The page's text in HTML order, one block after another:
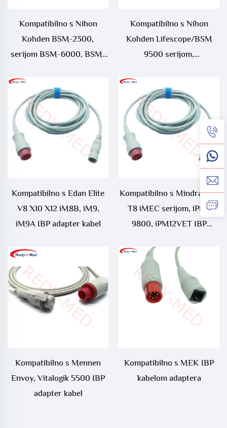
Kompatibilno s Nihon
Kohden BSM-2300,
serijom BSM-6000, BSM-
6701K, BSM-9101K, Life
Scope J, Life Scope TR IBP
kablom
Kompatibilno s Nihon
Kohden Lifescope/BSM
9500 serijom,
serijom, Lifescope/OMP
IBP adapter kablom
Kompatibilno s Edan Elite
V8 X10 X12 iM8B, iM9,
iM9A IBP adapter kabel
Kompatibilno s Mindray T5
T8 iMEC serijom, iPM-
9800, iPM12VET IBP
Kompatibilno s Mennen
Envoy, Vitalogik 5500 IBP
adapter kabel
Kompatibilno s MEK IBP
kabelom adaptera